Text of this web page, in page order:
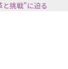
挑戦”に迫る